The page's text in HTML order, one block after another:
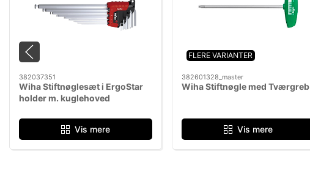
382037351
Wiha Stiftnøglesæt i ErgoStar
holder m. kuglehoved
Vis mere
FLERE VARIANTER
382601328_master
Wiha Stiftnøgle med Tværgreb
Vis mere